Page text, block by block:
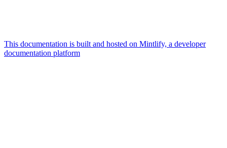
This documentation is built and hosted on Mintlify, a developer
documentation platform